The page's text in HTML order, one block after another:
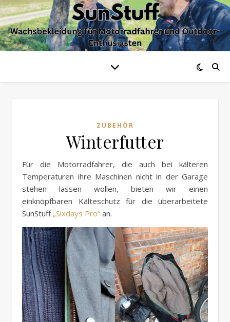
ZUBEHÖR
Winterfutter
Für die Motorradfahrer, die auch bei kälteren
Temperaturen ihre Maschinen nicht in der Garage
stehen lassen wollen, bieten wir einen
einknöpfbaren Kälteschutz für die überarbeitete
SunStuff „Sixdays Pro“ an.